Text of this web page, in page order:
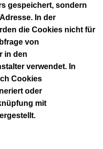
gespeichert, sondern
In der
die Cookies nicht für
von
in den
verwendet. In
Cookies
oder
mit